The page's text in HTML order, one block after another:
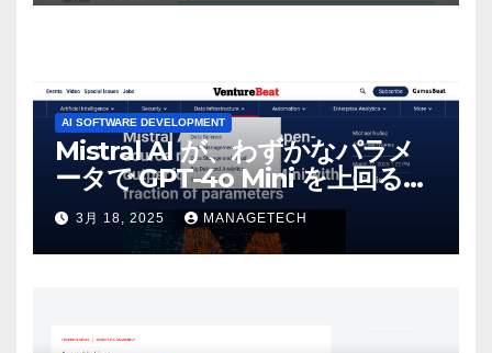
AI SOFTWARE DEVELOPMENT
Mistral AI が、わずかなパラメ
ータで GPT-4o Mini を上回る新
しいオープンソース モデルをリ
リース | VentureBeat
3月 18, 2025 MANAGETECH